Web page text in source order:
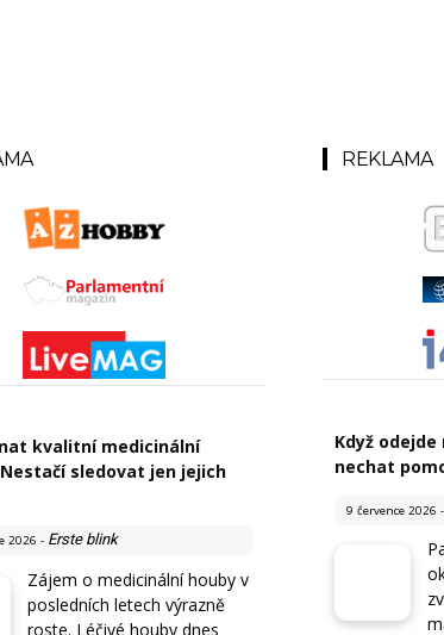
kvalitní medicinální
sledovat jen jejich
2026 - Erste blink
Zájem o medicinální houby v
posledních letech výrazně
roste. Léčivé houby dnes
REKLAMA
Když
nechat
9 července 2026 -